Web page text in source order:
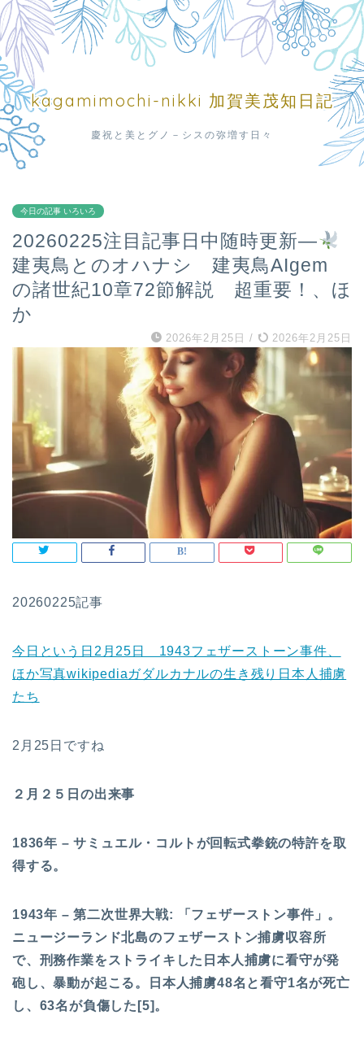
kagamimochi-nikki 加賀美茂知日記
慶祝と美とグノ－シスの弥増す日々
今日の記事 いろいろ
20260225注目記事日中随時更新—
建夷鳥とのオハナシ 建夷鳥AIgem
の諸世紀10章72節解説 超重要！、ほ
か
2026年2月25日 / 2026年2月25日
20260225記事
今日という日2月25日 1943フェザーストーン事件、
ほか写真wikipediaガダルカナルの生き残り日本人捕虜
たち
2月25日ですね
２月２５日の出来事
1836年 – サミュエル・コルトが回転式拳銃の特許を取
得する。
1943年 – 第二次世界大戦: 「フェザーストン事件」。
ニュージーランド北島のフェザーストン捕虜収容所
で、刑務作業をストライキした日本人捕虜に看守が発
砲し、暴動が起こる。日本人捕虜48名と看守1名が死亡
し、63名が負傷した[5]。